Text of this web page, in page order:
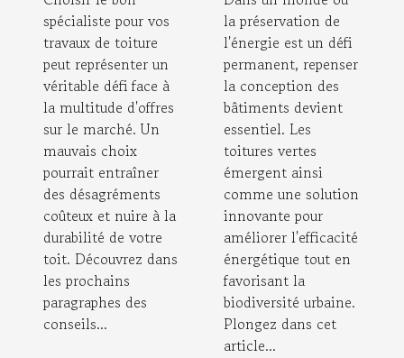
pour vos
travaux de
toiture ?
spécialiste pour vos
travaux de toiture
peut représenter un
véritable défi face à
la multitude d'offres
sur le marché. Un
mauvais choix
pourrait entraîner
des désagréments
coûteux et nuire à la
durabilité de votre
toit. Découvrez dans
les prochains
paragraphes des
conseils...
toitures
vertes ?
la préservation de
l'énergie est un défi
permanent, repenser
la conception des
bâtiments devient
essentiel. Les
toitures vertes
émergent ainsi
comme une solution
innovante pour
améliorer l'efficacité
énergétique tout en
favorisant la
biodiversité urbaine.
Plongez dans cet
article...